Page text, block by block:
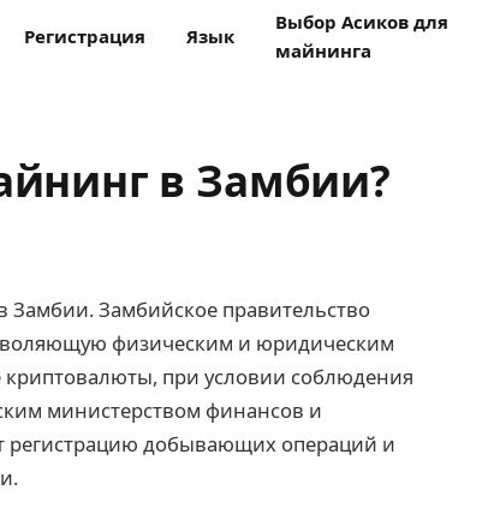
Регистрация Язык
Выбор Асиков для
майнинга
в Замбии?
Замбии. Замбийское правительство
физическим и юридическим
при условии соблюдения
министерством финансов и
регистрацию добывающих операций и